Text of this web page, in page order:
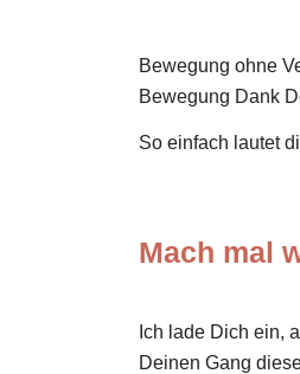
Bewegung ohne
Bewegung Dank
So einfach lautet
Mach mal
Ich lade Dich ein,
Deinen Gang